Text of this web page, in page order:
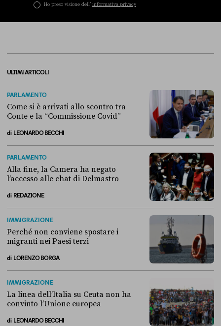
Ho preso visione dell’ informativa privacy
ULTIMI ARTICOLI
PARLAMENTO
Come si è arrivati allo scontro tra
Conte e la “Commissione Covid”
di LEONARDO BECCHI
PARLAMENTO
Alla fine, la Camera ha negato
l’accesso alle chat di Delmastro
di REDAZIONE
IMMIGRAZIONE
Perché non conviene spostare i
migranti nei Paesi terzi
di LORENZO BORGA
IMMIGRAZIONE
La linea dell’Italia su Ceuta non ha
convinto l’Unione europea
di LEONARDO BECCHI